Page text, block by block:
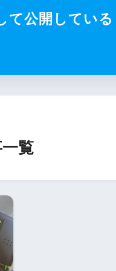
て公開している
覧